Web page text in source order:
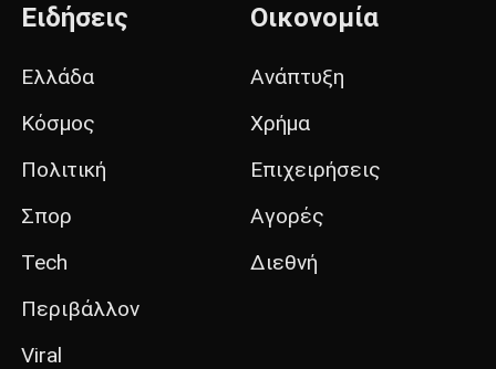
Ειδήσεις
Ελλάδα
Κόσμος
Πολιτική
Σπορ
Tech
Περιβάλλον
Viral
Οικονομία
Ανάπτυξη
Χρήμα
Επιχειρήσεις
Αγορές
Διεθνή